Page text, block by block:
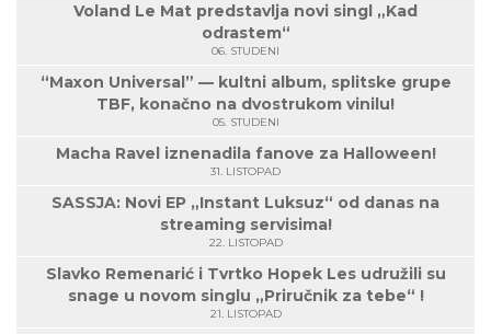
Voland Le Mat predstavlja novi singl „Kad
odrastem“
06. STUDENI
“Maxon Universal” — kultni album, splitske grupe
TBF, konačno na dvostrukom vinilu!
05. STUDENI
Macha Ravel iznenadila fanove za Halloween!
31. LISTOPAD
SASSJA: Novi EP „Instant Luksuz“ od danas na
streaming servisima!
22. LISTOPAD
Slavko Remenarić i Tvrtko Hopek Les udružili su
snage u novom singlu „Priručnik za tebe“ !
21. LISTOPAD